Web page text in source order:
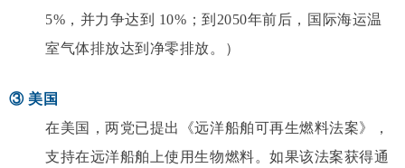
5%，并力争达到 10%；到2050年前后，国际海运温
室气体排放达到净零排放。）
③ 美国
在美国，两党已提出《远洋船舶可再生燃料法案》，
支持在远洋船舶上使用生物燃料。如果该法案获得通